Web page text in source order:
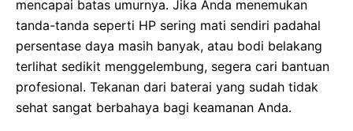
mencapai batas umurnya. Jika Anda menemukan
tanda-tanda seperti HP sering mati sendiri padahal
persentase daya masih banyak, atau bodi belakang
terlihat sedikit menggelembung, segera cari bantuan
profesional. Tekanan dari baterai yang sudah tidak
sehat sangat berbahaya bagi keamanan Anda.